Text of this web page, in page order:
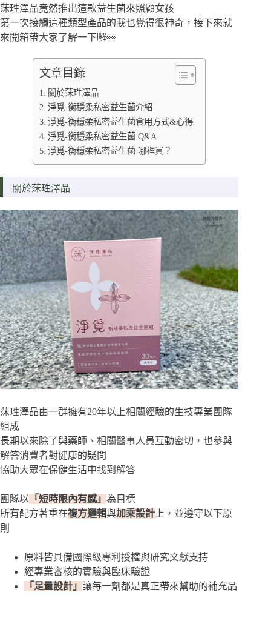
莯珄澤品竟然推出這款益生菌來照顧女孩
第一次接觸這種類型產品的我也覺得很神奇，接下來就
來開箱帶大家了解一下囉👀
文章目錄
關於莯珄澤品
淨覓-衡穩柔私密益生菌介紹
淨覓-衡穩柔私密益生菌食用方式&心得
淨覓-衡穩柔私密益生菌 Q&A
淨覓-衡穩柔私密益生菌 哪裡買？
關於莯珄澤品
莯珄澤品由一群擁有20年以上相關經驗的生技專業團隊
組成
長期以來除了與藥師、相關醫事人員互動密切，也參與
解答消費者對健康的疑問
協助大眾在保健生活中找到解答
團隊以 「短時限內有感」 為目標
所有配方著重在複方邏輯與加乘設計 上，並遵守以下原
則
原料皆具備國際級專利授權與研究文獻支持
經專業審核的實驗與臨床驗證
「足量設計」 讓每一劑都是真正帶來幫助的補充品